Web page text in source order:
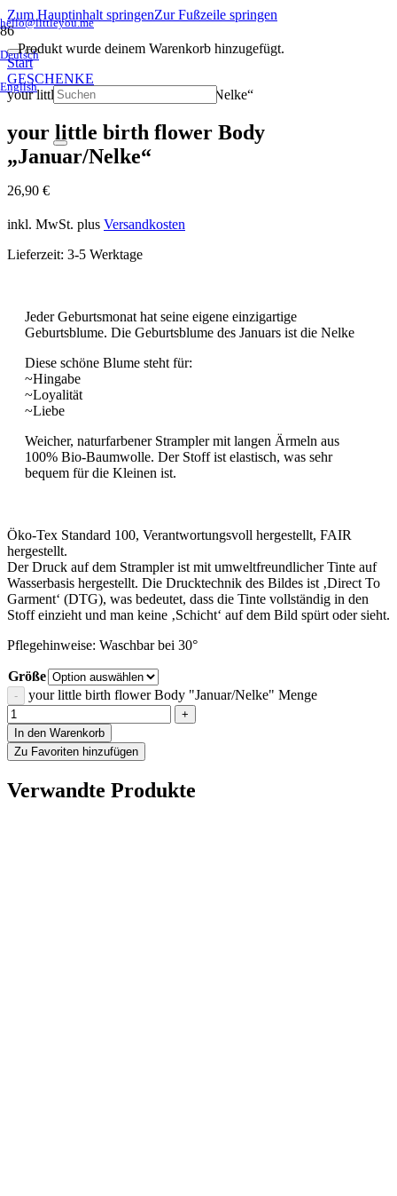
Zum Hauptinhalt springenZur Fußzeile springen
hello@littleyou.me
Deutsch
English
Produkt wurde deinem Warenkorb hinzugefügt.
Start
GESCHENKE
your little birth flower Body „Januar/Nelke“
your little birth flower Body
„Januar/Nelke“
26,90 €
inkl. MwSt. plus Versandkosten
Lieferzeit: 3-5 Werktage
Jeder Geburtsmonat hat seine eigene einzigartige
Geburtsblume. Die Geburtsblume des Januars ist die Nelke
Diese schöne Blume steht für:
~Hingabe
~Loyalität
~Liebe
Weicher, naturfarbener Strampler mit langen Ärmeln aus
100% Bio-Baumwolle. Der Stoff ist elastisch, was sehr
bequem für die Kleinen ist.
Öko-Tex Standard 100, Verantwortungsvoll hergestellt, FAIR
hergestellt.
Der Druck auf dem Strampler ist mit umweltfreundlicher Tinte auf
Wasserbasis hergestellt. Die Drucktechnik des Bildes ist ‚Direct To
Garment‘ (DTG), was bedeutet, dass die Tinte vollständig in den
Stoff einzieht und man keine ‚Schicht‘ auf dem Bild spürt oder sieht.
Pflegehinweise: Waschbar bei 30°
Größe
your little birth flower Body "Januar/Nelke" Menge
In den Warenkorb
Zu Favoriten hinzufügen
Verwandte Produkte